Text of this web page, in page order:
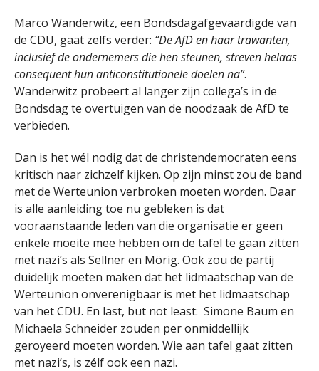
Marco Wanderwitz, een Bondsdagafgevaardigde van
de CDU, gaat zelfs verder: “De AfD en haar trawanten,
inclusief de ondernemers die hen steunen, streven helaas
consequent hun anticonstitutionele doelen na”.
Wanderwitz probeert al langer zijn collega’s in de
Bondsdag te overtuigen van de noodzaak de AfD te
verbieden.
Dan is het wél nodig dat de christendemocraten eens
kritisch naar zichzelf kijken. Op zijn minst zou de band
met de Werteunion verbroken moeten worden. Daar
is alle aanleiding toe nu gebleken is dat
vooraanstaande leden van die organisatie er geen
enkele moeite mee hebben om de tafel te gaan zitten
met nazi’s als Sellner en Mörig. Ook zou de partij
duidelijk moeten maken dat het lidmaatschap van de
Werteunion onverenigbaar is met het lidmaatschap
van het CDU. En last, but not least: Simone Baum en
Michaela Schneider zouden per onmiddellijk
geroyeerd moeten worden. Wie aan tafel gaat zitten
met nazi’s, is zélf ook een nazi.